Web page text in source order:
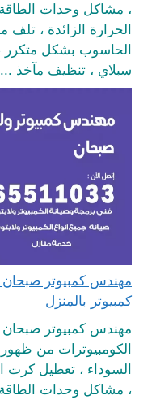
، مشاكل وحدات الطاقة
الحرارة الزائدة ، تلف
الحاسوب بشكل متكرر ،
سبلاي ، تنظيف مآخذ ...
كمبيوتر بالمنزل
مهندس كمبيوتر
الكومبيوترات من
السوداء ، تعطيل كرت
، مشاكل وحدات الطاقة